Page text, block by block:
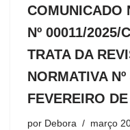
COMUNICADO
Nº 00011/2025/
TRATA DA
NORMATIVA
FEVEREIRO
por Debora março